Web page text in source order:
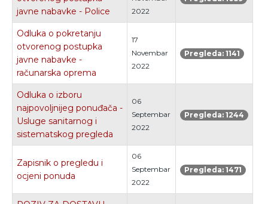
javne nabavke - Police
2022
Odluka o pokretanju
otvorenog postupka
javne nabavke -
računarska oprema
17
Novembar
2022
Pregleda: 1141
Odluka o izboru
najpovoljnijeg ponuđača -
Usluge sanitarnog i
sistematskog pregleda
06
Septembar
2022
Pregleda: 1244
Zapisnik o pregledu i
ocjeni ponuda
06
Septembar
2022
Pregleda: 1471